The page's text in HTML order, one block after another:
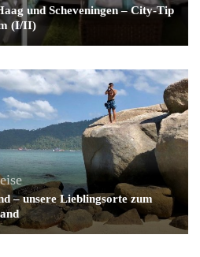
und Scheveningen – City-Tip
(I/II)
– unsere Lieblingsorte zum